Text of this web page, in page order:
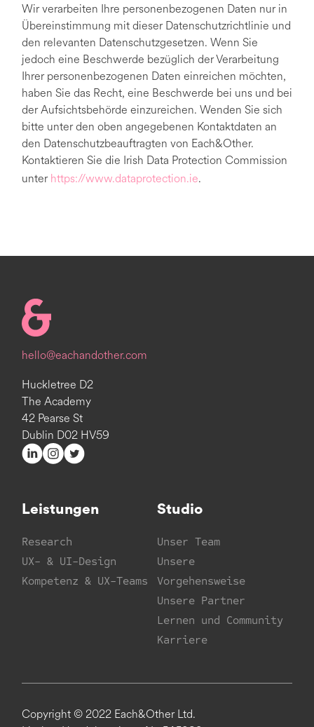
Wir verarbeiten Ihre personenbezogenen Daten nur in
Übereinstimmung mit dieser Datenschutzrichtlinie und
den relevanten Datenschutzgesetzen. Wenn Sie
jedoch eine Beschwerde bezüglich der Verarbeitung
Ihrer personenbezogenen Daten einreichen möchten,
haben Sie das Recht, eine Beschwerde bei uns und bei
der Aufsichtsbehörde einzureichen. Wenden Sie sich
bitte unter den oben angegebenen Kontaktdaten an
den Datenschutzbeauftragten von Each&Other.
Kontaktieren Sie die Irish Data Protection Commission
unterhttps://www.dataprotection.ie.
Homepage
hello@eachandother.com
Huckletree D2
The Academy
42 Pearse St
Dublin D02 HV59
Leistungen
Research
UX- & UI-Design
Kompetenz & UX-Teams
Studio
Unser Team
Unsere
Vorgehensweise
Unsere Partner
Lernen und Community
Karriere
Copyright © 2022 Each&Other Ltd.